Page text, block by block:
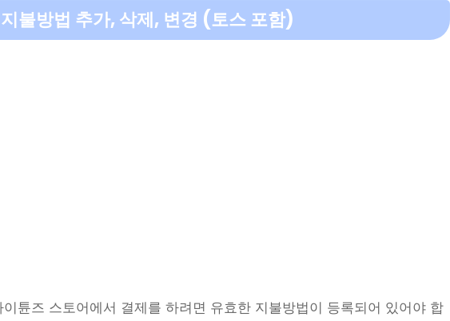
불방법 추가, 삭제, 변경 (토스 포함)
튠즈 스토어에서 결제를 하려면 유효한 지불방법이 등록되어 있어야 합